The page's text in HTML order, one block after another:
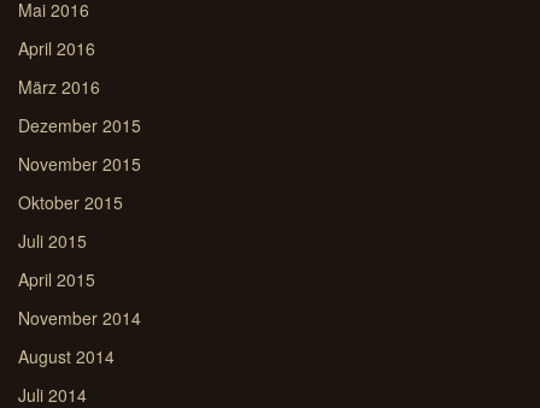
Mai 2016
April 2016
März 2016
Dezember 2015
November 2015
Oktober 2015
Juli 2015
April 2015
November 2014
August 2014
Juli 2014